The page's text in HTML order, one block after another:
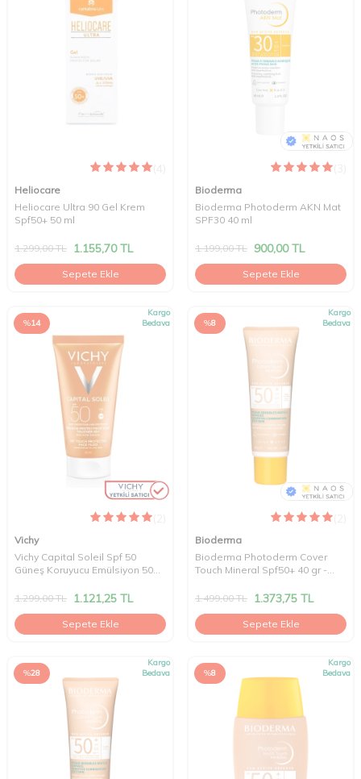
Heliocare
Heliocare Ultra 90 Gel Krem
Spf50+ 50 ml
1.299,00TL 1.155,70TL
Sepete Ekle
Bioderma
Bioderma Photoderm AKN Mat
SPF30 40 ml
1.199,00TL 900,00TL
Sepete Ekle
%14
Kargo
Bedava
Vichy
Vichy Capital Soleil Spf 50
Güneş Koruyucu Emülsiyon 50
1.299,00TL 1.121,25 TL
Sepete Ekle
%8
Kargo
Bedava
Bioderma
Bioderma Photoderm Cover
Touch Mineral Spf50+ 40 gr -
1.499,00TL 1.373,75 TL
Sepete Ekle
%28
Kargo
Bedava
%8
Kargo
Bedava